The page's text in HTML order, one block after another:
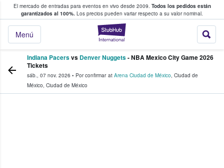
El mercado de entradas para eventos en vivo desde 2009. Todos los pedidos están
garantizados al 100%. Los precios pueden variar respecto a su valor nominal.
StubHub:
Menú
y venta de entradas entre fans
Indiana Pacersvs Denver Nuggets- NBA Mexico City Game 2026
Tickets
sáb., 07 nov. 2026 • Por confirmar at Arena Ciudad de México, Ciudad de
México, Ciudad de México